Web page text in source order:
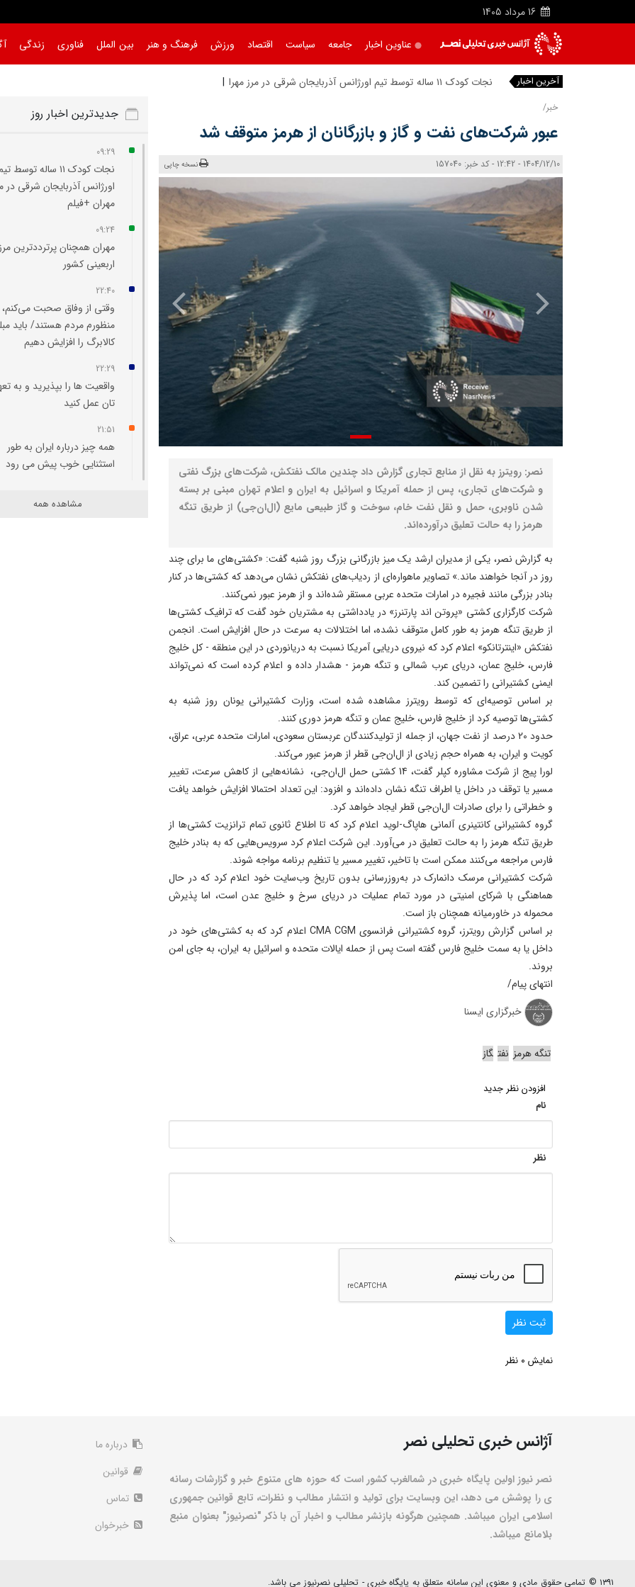
16 مرداد 1405
عناوین اخبار جامعه سیاست اقتصاد ورزش فرهنگ و هنر بین الملل فناوری زندگی
آخرین اخبار نجات کودک ۱۱ ساله توسط تیم
خبر/
عبور شرکت‌های نفت و گاز و بازرگانان از هرمز متوقف شد
1404/12/10 - 12:42 - کد خبر: 157040 نسخه چاپی
نصر: رویترز به نقل از منابع تجاری گزارش داد چندین مالک نفتکش، شرکت‌های بزرگ نفتی
و شرکت‌های تجاری، پس از حمله آمریکا و اسرائیل به ایران و اعلام تهران مبنی بر بسته
شدن ناوبری، حمل و نقل نفت خام، سوخت و گاز طبیعی مایع (ال‌ان‌جی) از طریق تنگه
هرمز را به حالت تعلیق درآورده‌اند.
به گزارش نصر، یکی از مدیران ارشد یک میز بازرگانی بزرگ روز شنبه گفت: «کشتی‌های ما برای چند
روز در آنجا خواهند ماند.» تصاویر ماهواره‌ای از ردیاب‌های نفتکش نشان می‌دهد که کشتی‌ها در کنار
بنادر بزرگی مانند فجیره در امارات متحده عربی مستقر شده‌اند و از هرمز عبور نمی‌کنند.
شرکت کارگزاری کشتی «پروتن اند پارتنرز» در یادداشتی به مشتریان خود گفت که ترافیک کشتی‌ها
از طریق تنگه هرمز به طور کامل متوقف نشده، اما اختلالات به سرعت در حال افزایش است. انجمن
نفتکش «اینترتانکو» اعلام کرد که نیروی دریایی آمریکا نسبت به دریانوردی در این منطقه - کل خلیج
فارس، خلیج عمان، دریای عرب شمالی و تنگه هرمز - هشدار داده و اعلام کرده است که نمی‌تواند
ایمنی کشتیرانی را تضمین کند.
بر اساس توصیه‌ای که توسط رویترز مشاهده شده است، وزارت کشتیرانی یونان روز شنبه به
کشتی‌ها توصیه کرد از خلیج فارس، خلیج عمان و تنگه هرمز دوری کنند.
حدود 20 درصد از نفت جهان، از جمله از تولیدکنندگان عربستان سعودی، امارات متحده عربی، عراق،
کویت و ایران، به همراه حجم زیادی از ال‌ان‌جی قطر از هرمز عبور می‌کند.
لورا پیج از شرکت مشاوره کپلر گفت، 14 کشتی حمل ال‌ان‌جی، نشانه‌هایی از کاهش سرعت، تغییر
مسیر یا توقف در داخل یا اطراف تنگه نشان داده‌اند و افزود: این تعداد احتمالا افزایش خواهد یافت
و خطراتی را برای صادرات ال‌ان‌جی قطر ایجاد خواهد کرد.
گروه کشتیرانی کانتینری آلمانی هاپاگ-لوید اعلام کرد که تا اطلاع ثانوی تمام ترانزیت کشتی‌ها از
طریق تنگه هرمز را به حالت تعلیق در می‌آورد. این شرکت اعلام کرد سرویس‌هایی که به بنادر خلیج
فارس مراجعه می‌کنند ممکن است با تاخیر، تغییر مسیر یا تنظیم برنامه مواجه شوند.
شرکت کشتیرانی مرسک دانمارک در به‌روزرسانی بدون تاریخ وب‌سایت خود اعلام کرد که در حال
هماهنگی با شرکای امنیتی در مورد تمام عملیات در دریای سرخ و خلیج عدن است، اما پذیرش
محموله در خاورمیانه همچنان باز است.
بر اساس گزارش رویترز، گروه کشتیرانی فرانسوی CMA CGM اعلام کرد که به کشتی‌های خود در
داخل یا به سمت خلیج فارس گفته است پس از حمله ایالات متحده و اسرائیل به ایران، به جای امن
بروند.
انتهای پیام/
خبرگزاری ایسنا
تنگه هرمز نفت گاز
افزودن نظر جدید
نام
نظر
ثبت نظر
نمایش 0 نظر
جدیدترین اخبار روز
09:29
نجات کودک ۱۱ ساله توسط
اورژانس آذربایجان شرقی در
مهران +فیلم
09:24
مهران همچنان پرترددترین مرز
اربعینی کشور
22:40
وقتی از وفاق صحبت می‌کنم،
منظورم مردم هستند/ باید
کالابرگ را افزایش دهیم
22:29
واقعیت‌ ها را بپذیرید و به
تان عمل کنید
21:51
همه چیز درباره ایران به طور
استثنایی خوب پیش می‌ رود
پایان طرح ترافیکی اربعین
مشاهده همه
آژانس خبری تحلیلی نصر
نصر نیوز اولین پایگاه خبری در شمالغرب کشور است که حوزه های متنوع خبر و گزارشات رسانه
ی را پوشش می دهد، این وبسایت برای تولید و انتشار مطالب و نظرات، تابع قوانین جمهوری
اسلامی ایران میباشد. همچنین هرگونه بازنشر مطالب و اخبار آن با ذکر "نصرنیوز" بعنوان منبع
بلامانع میباشد.
درباره ما
قوانین
تماس
خبرخوان
۱۳۹۱ © تمامی حقوق مادی و معنوی این سامانه متعلق به پایگاه خبری - تحلیلی نصرنیوز می باشد.